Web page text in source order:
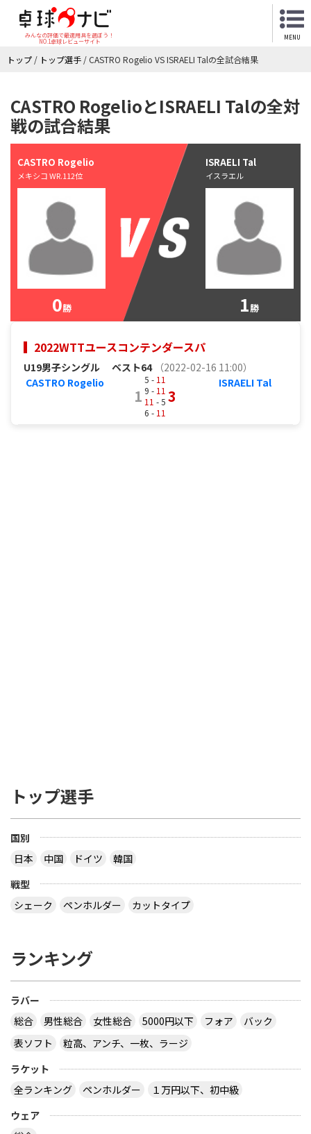
みんなの評価で最適用具を選ぼう！
NO.1卓球レビューサイト
MENU
トップ / トップ選手 / CASTRO Rogelio VS ISRAELI Talの全試合結果
CASTRO RogelioとISRAELI Talの全対
戦の試合結果
CASTRO Rogelio
メキシコ WR.112位
0勝
ISRAELI Tal
イスラエル
1勝
2022WTTユースコンテンダースパ
U19男子シングル ベスト64
（2022-02-16 11:00）
CASTRO Rogelio
1
5 - 11
9 - 11
11 - 5
6 - 11
3
ISRAELI Tal
トップ選手
国別
日本
中国 ドイツ
韓国
戦型
シェーク
ペンホルダー カットタイプ
ランキング
ラバー
総合
男性総合 女性総合 5000円以下 フォア
バック
表ソフト
粒高、アンチ、一枚、ラージ
ラケット
全ランキング
ペンホルダー
１万円以下、初中級
ウェア